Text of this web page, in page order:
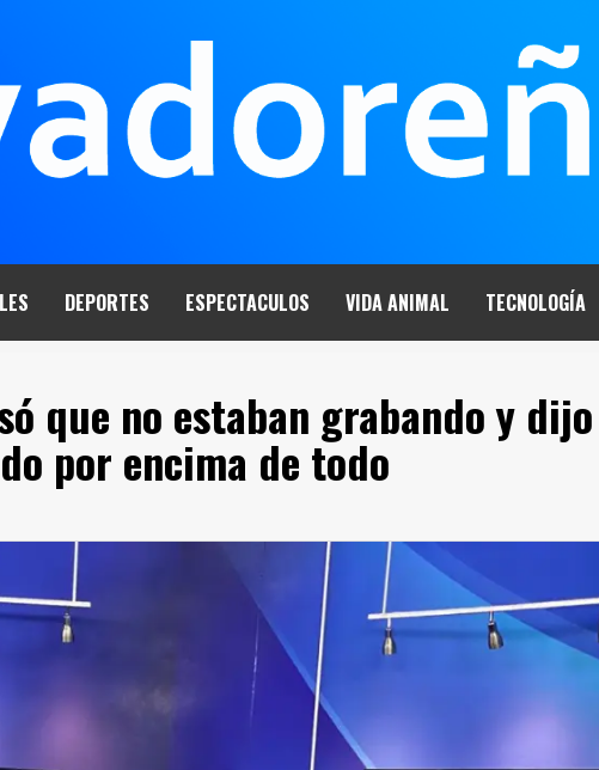
DEPORTES ESPECTACULOS VIDA ANIMAL TECNOLOGÍA
que no estaban grabando y dijo
por encima de todo